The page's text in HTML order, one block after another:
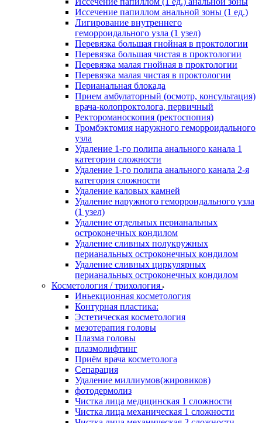
Иссечение папиллом анальной зоны (1 ед.)
Лигирование внутреннего
геморроидального узла (1 узел)
Перевязка большая гнойная в проктологии
Перевязка большая чистая в проктологии
Перевязка малая гнойная в проктологии
Перевязка малая чистая в проктологии
Перианальная блокада
Прием амбулаторный (осмотр, консультация)
врача-колопроктолога, первичный
Ректороманоскопия (ректоспопия)
Тромбэктомия наружного геморроидального
узла
Удаление 1-го полипа анального канала 1
категории сложности
Удаление 1-го полипа анального канала 2-я
категория сложности
Удаление каловых камней
Удаление наружного геморроидального узла
(1 узел)
Удаление отдельных перианальных
остроконечных кондилом
Удаление сливных полукружных
перианальных остроконечных кондилом
Удаление сливных циркулярных
перианальных остроконечных кондилом
Косметология / трихология
Иньекционная косметология
Контурная пластика:
Эстетическая косметология
мезотерапия головы
Плазма головы
плазмолифтинг
Приём врача косметолога
Сепарация
Удаление миллиумов(жировиков)
фотодермолиз
Чистка лица медицинская 1 сложности
Чистка лица механическая 1 сложности